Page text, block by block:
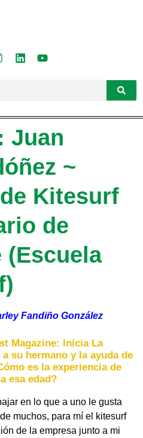
Juan
~
Kitesurf
de
(Escuela
Fandiño González
Magazine: lnicia La
su hermano y la ayuda de
es la experiencia de
esa edad?
en lo que a uno le gusta
muchos, para mí el kitesurf
de la empresa junto a mi